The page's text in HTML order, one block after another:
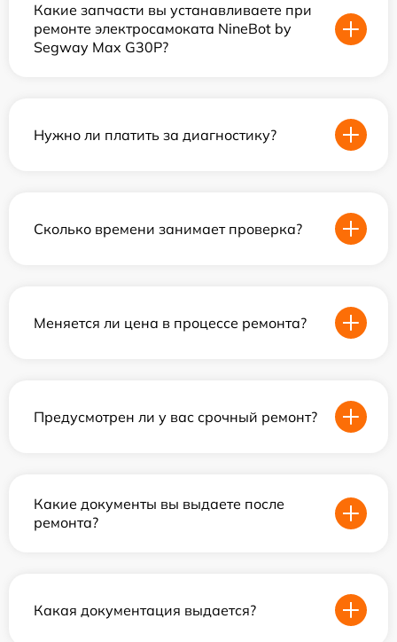
Какие запчасти вы устанавливаете при
ремонте электросамоката NineBot by
Segway Max G30P?
Нужно ли платить за диагностику?
Сколько времени занимает проверка?
Меняется ли цена в процессе ремонта?
Предусмотрен ли у вас срочный ремонт?
Какие документы вы выдаете после
ремонта?
Какая документация выдается?